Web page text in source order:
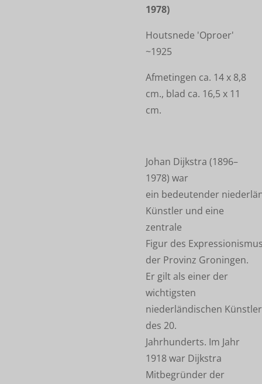
1978)
Houtsnede 'Oproer'
~1925
Afmetingen ca. 14 x 8,8
cm., blad ca. 16,5 x 11
cm.
Johan Dijkstra (1896–
1978) war
ein bedeutender
Künstler und eine
zentrale
Figur des
der Provinz Groningen.
Er gilt als einer der
wichtigsten
niederländischen Künstler
des 20.
Jahrhunderts. Im Jahr
1918 war Dijkstra
Mitbegründer der